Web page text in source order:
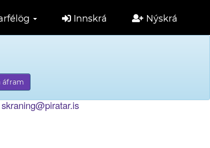
Innskrá Nýskrá
til innskráningar.
skraning@piratar.is